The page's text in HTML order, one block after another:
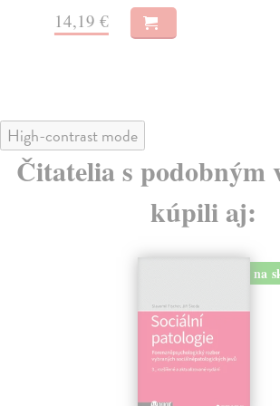
Na stiahnutie ako
High-contrast mode
Čitatelia s podobným
kúpili aj: